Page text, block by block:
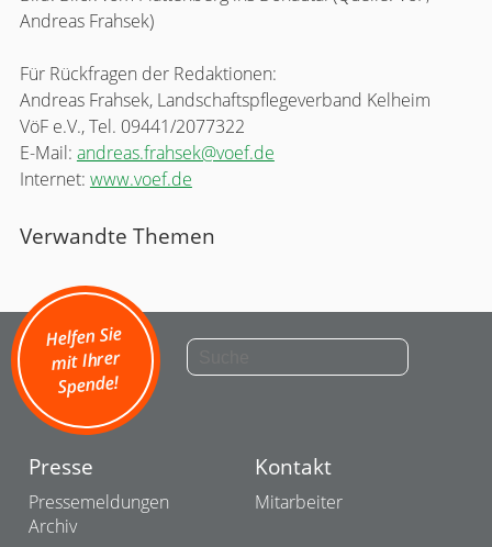
Andreas Frahsek)
Für Rückfragen der Redaktionen:
Andreas Frahsek, Landschaftspflegeverband Kelheim
VöF e.V., Tel. 09441/2077322
E-Mail: andreas.frahsek@voef.de
Internet: www.voef.de
Verwandte Themen
Helfen Sie
mit Ihrer
Spende!
Presse
Pressemeldungen
Archiv
Kontakt
Mitarbeiter